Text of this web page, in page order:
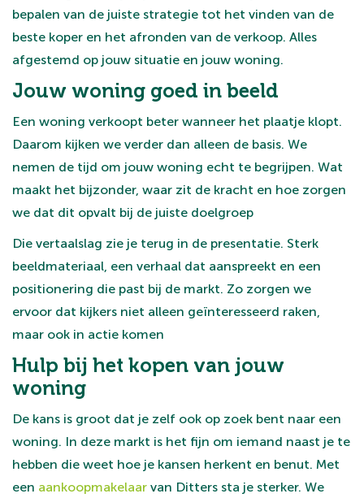
bepalen van de juiste strategie tot het vinden van de
beste koper en het afronden van de verkoop. Alles
afgestemd op jouw situatie en jouw woning.
Jouw woning goed in beeld
Een woning verkoopt beter wanneer het plaatje klopt.
Daarom kijken we verder dan alleen de basis. We
nemen de tijd om jouw woning echt te begrijpen. Wat
maakt het bijzonder, waar zit de kracht en hoe zorgen
we dat dit opvalt bij de juiste doelgroep
Die vertaalslag zie je terug in de presentatie. Sterk
beeldmateriaal, een verhaal dat aanspreekt en een
positionering die past bij de markt. Zo zorgen we
ervoor dat kijkers niet alleen geïnteresseerd raken,
maar ook in actie komen
Hulp bij het kopen van jouw
woning
De kans is groot dat je zelf ook op zoek bent naar een
woning. In deze markt is het fijn om iemand naast je te
hebben die weet hoe je kansen herkent en benut. Met
een aankoopmakelaar van Ditters sta je sterker. We